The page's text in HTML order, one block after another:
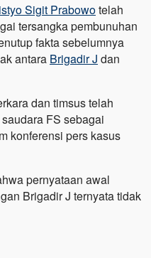
Sigit Prabowotelah
tersangka pembunuhan
fakta sebelumnya
antara Brigadir J dan
dan timsus telah
FS sebagai
konferensi pers kasus
pernyataan awal
Brigadir J ternyata tidak